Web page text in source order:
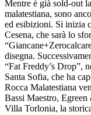
Mentre è già sold-out
malatestiana, sono
ed esibizioni. Si inizia
Cesena, che sarà lo
disegna.
“Fat Freddy’s Drop”,
Santa Sofia, che ha
Rocca Malatestiana
Bassi Maestro,
Villa Torlonia, la